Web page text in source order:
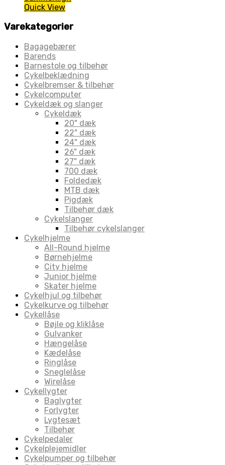
Quick View
Varekategorier
Bagagebærer
Barends
Barnestole og tilbehør
Cykelbeklædning
Cykelbremser & tilbehør
Cykelcomputer
Cykeldæk og slanger
Cykeldæk
20" dæk
22" dæk
24" dæk
26" dæk
27" dæk
700 dæk
Foldedæk
MTB dæk
Pigdæk
Tilbehør dæk
Cykelslanger
Tilbehør cykelslanger
Cykelhjelme
All-Round hjelme
Børnehjelme
City hjelme
Junior hjelme
Skater hjelme
Cykelhjul og tilbehør
Cykelkurve og tilbehør
Cykellåse
Bøjle og kliklåse
Gulvanker
Hængelåse
Kædelåse
Ringlåse
Sneglelåse
Wirelåse
Cykellygter
Baglygter
Forlygter
Lygtesæt
Tilbehør
Cykelpedaler
Cykelplejemidler
Cykelpumper og tilbehør